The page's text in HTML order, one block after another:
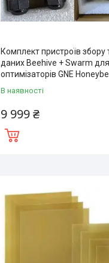
Комплект пристроїв збору
даних Beehive + Swarm для
оптимізаторів GNE
В наявності
9 999 ₴